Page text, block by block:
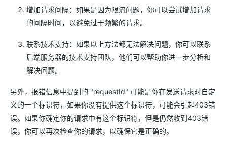
增加请求间隔：如果是因为限流问题，你可以尝试增加请求
的间隔时间，以避免过于频繁的请求。
联系技术支持：如果以上方法都无法解决问题，你可以联系
后端服务器的技术支持团队，他们可以帮助你进一步分析和
解决问题。
另外，报错信息中提到的 "requestId" 可能是你在发送请求时自定
义的一个标识符，如果你没有提供这个标识符，可能会引起403错
误。如果你确定你的请求中有这个标识符，但是仍然收到403错
误，你可以再次检查你的请求，以确保它是正确的。